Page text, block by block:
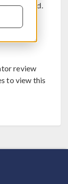
displayed.
review
to view this